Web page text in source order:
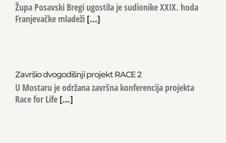
Župa Posavski Bregi ugostila je sudionike XXIX. hoda
Franjevačke mladeži [...]
Završio dvogodišnji projekt RACE 2
U Mostaru je održana završna konferencija projekta
Race for Life [...]